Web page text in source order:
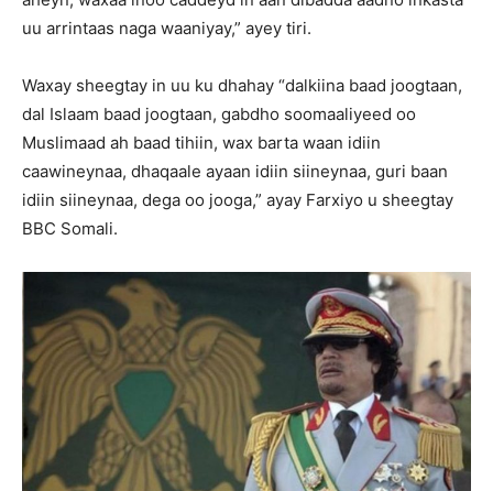
uu arrintaas naga waaniyay,” ayey tiri.
Waxay sheegtay in uu ku dhahay “dalkiina baad joogtaan,
dal Islaam baad joogtaan, gabdho soomaaliyeed oo
Muslimaad ah baad tihiin, wax barta waan idiin
caawineynaa, dhaqaale ayaan idiin siineynaa, guri baan
idiin siineynaa, dega oo jooga,” ayay Farxiyo u sheegtay
BBC Somali.